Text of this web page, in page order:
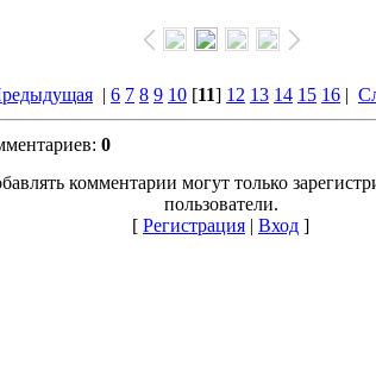
| 6 7 8 9 10 [11] 12 13 14 15 16 |
0
комментарии могут только
пользователи.
[ Регистрация | Вход ]